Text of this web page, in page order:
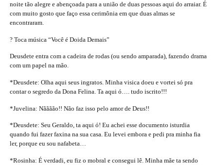
noite tão alegre e abençoada para a união de duas pessoas aqui do arraiar. É
com muito gosto que faço essa cerimônia em que duas almas se
encontraram.
? Toca música “Você é Doida Demais”
Deusdete entra com a cadeira de rodas (ou sendo amparada), fazendo drama
com um papel na mão.
*Deusdete: Olha aqui seus ingratos. Minha visica doeu e vortei só pra
contar o segredo da Dona Felina. Ta aqui ó…. tudo iscrito!!!
*Juvelina: Nãããão!! Não faz isso pelo amor de Deus!!
*Deusdete: Seu Geraldo, ta aqui ó! Eu achei esse documento isturdia
quando fui fazer faxina na sua casa. Eu levei embora e pedi pra minha fia
ler, porque eu sou nafabeta…
*Rosinha: É verdadi, eu fiz o mobral e consegui lê. Minha mãe ta sendo